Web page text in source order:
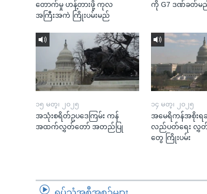
တောက်မှု ဟန့်တားဖို့ ကုလ
အကြီးအကဲ ကြိုးပမ်းမည်
ကို G7 ဒဏ်ခတ်မ
၁၅ မတ္၊ ၂၀၂၅
အသုံးစရိတ်ဥပဒေကြမ်း ကန်
အထက်လွှတ်တော် အတည်ပြု
၁၄ မတ္၊ ၂၀၂၅
အမေရိကန်အစိုး
လည်ပတ်ရေး လွှ
တွေ ကြိုးပမ်း